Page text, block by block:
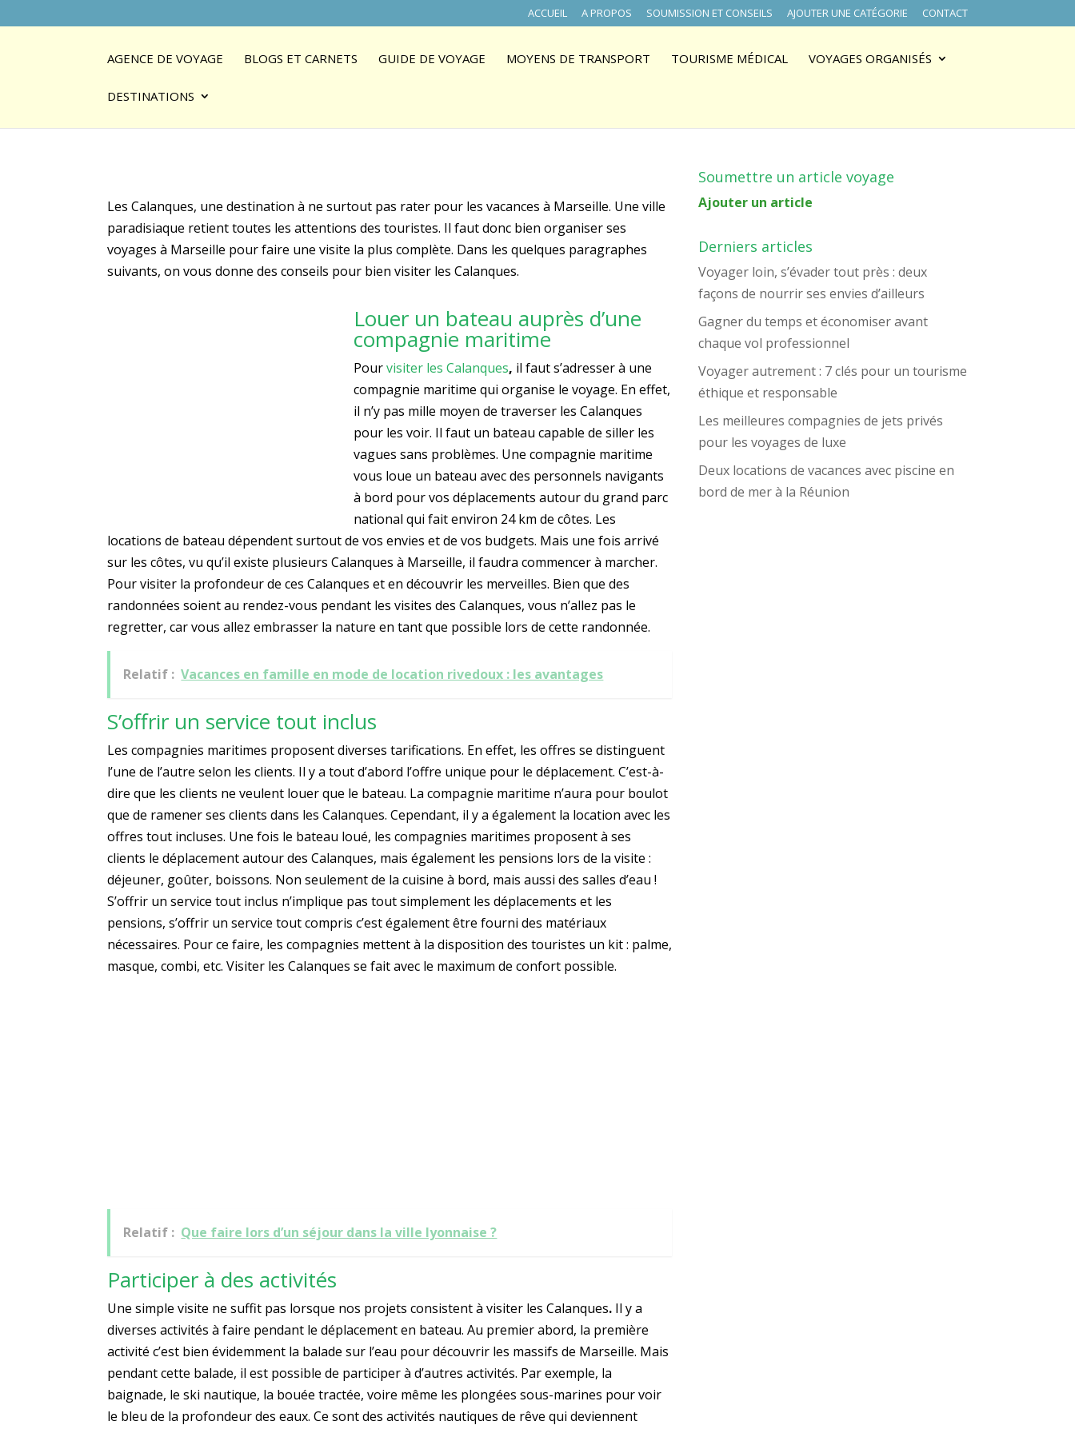
ACCUEIL A PROPOS SOUMISSION ET CONSEILS AJOUTER UNE CATÉGORIE CONTACT
AGENCE DE VOYAGE BLOGS ET CARNETS GUIDE DE VOYAGE MOYENS DE TRANSPORT TOURISME MÉDICAL VOYAGES ORGANISÉS
DESTINATIONS
Les Calanques, une destination à ne surtout pas rater pour les vacances à Marseille. Une ville
paradisiaque retient toutes les attentions des touristes. Il faut donc bien organiser ses
voyages à Marseille pour faire une visite la plus complète. Dans les quelques paragraphes
suivants, on vous donne des conseils pour bien visiter les Calanques.
Louer un bateau auprès d’une
compagnie maritime
Pourvisiter les Calanques, il faut s’adresser à une
compagnie maritime qui organise le voyage. En effet,
il n’y pas mille moyen de traverser les Calanques
pour les voir. Il faut un bateau capable de siller les
vagues sans problèmes. Une compagnie maritime
vous loue un bateau avec des personnels navigants
à bord pour vos déplacements autour du grand parc
national qui fait environ 24 km de côtes. Les
locations de bateau dépendent surtout de vos envies et de vos budgets. Mais une fois arrivé
sur les côtes, vu qu’il existe plusieurs Calanques à Marseille, il faudra commencer à marcher.
Pour visiter la profondeur de ces Calanques et en découvrir les merveilles. Bien que des
randonnées soient au rendez-vous pendant les visites des Calanques, vous n’allez pas le
regretter, car vous allez embrasser la nature en tant que possible lors de cette randonnée.
Relatif : Vacances en famille en mode de location rivedoux : les avantages
S’offrir un service tout inclus
Les compagnies maritimes proposent diverses tarifications. En effet, les offres se distinguent
l’une de l’autre selon les clients. Il y a tout d’abord l’offre unique pour le déplacement. C’est-à-
dire que les clients ne veulent louer que le bateau. La compagnie maritime n’aura pour boulot
que de ramener ses clients dans les Calanques. Cependant, il y a également la location avec les
offres tout incluses. Une fois le bateau loué, les compagnies maritimes proposent à ses
clients le déplacement autour des Calanques, mais également les pensions lors de la visite :
déjeuner, goûter, boissons. Non seulement de la cuisine à bord, mais aussi des salles d’eau !
S’offrir un service tout inclus n’implique pas tout simplement les déplacements et les
pensions, s’offrir un service tout compris c’est également être fourni des matériaux
nécessaires. Pour ce faire, les compagnies mettent à la disposition des touristes un kit : palme,
masque, combi, etc. Visiter les Calanques se fait avec le maximum de confort possible.
Relatif : Que faire lors d’un séjour dans la ville lyonnaise ?
Participer à des activités
Une simple visite ne suffit pas lorsque nos projets consistent à visiter les Calanques. Il y a
diverses activités à faire pendant le déplacement en bateau. Au premier abord, la première
activité c’est bien évidemment la balade sur l’eau pour découvrir les massifs de Marseille. Mais
pendant cette balade, il est possible de participer à d’autres activités. Par exemple, la
baignade, le ski nautique, la bouée tractée, voire même les plongées sous-marines pour voir
le bleu de la profondeur des eaux. Ce sont des activités nautiques de rêve qui deviennent
Soumettre un article voyage
Ajouter un article
Derniers articles
Voyager loin, s’évader tout près : deux
façons de nourrir ses envies d’ailleurs
Gagner du temps et économiser avant
chaque vol professionnel
Voyager autrement : 7 clés pour un tourisme
éthique et responsable
Les meilleures compagnies de jets privés
pour les voyages de luxe
Deux locations de vacances avec piscine en
bord de mer à la Réunion